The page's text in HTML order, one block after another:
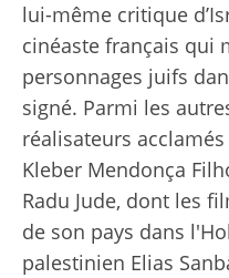
lui-même critique
cinéaste français qui
personnages juifs
signé. Parmi les
réalisateurs
Kleber Mendonça
Radu Jude, dont les
de son pays dans
palestinien Elias